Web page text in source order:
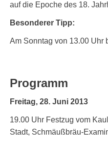
auf die Epoche des 18.
Besonderer Tipp:
Am Sonntag von 13.00 Uhr
Programm
Freitag, 28. Juni 2013
19.00 Uhr Festzug vom
Stadt, Schmäußbräu-